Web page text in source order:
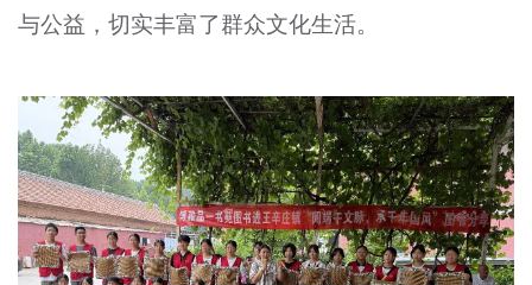
与公益，切实丰富了群众文化生活。